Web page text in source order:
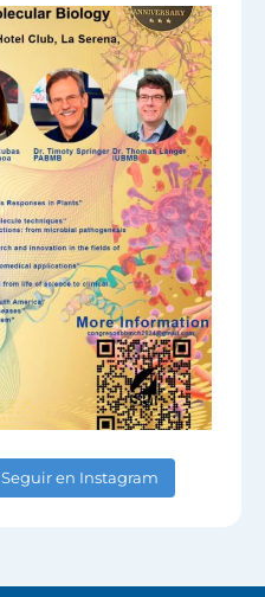
Seguir en Instagram